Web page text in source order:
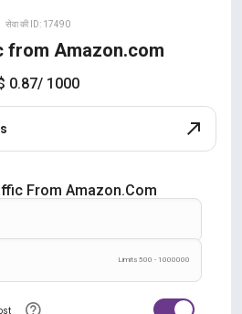
सेवा की ID: 17490
from Amazon.com
0.87/ 1000
From Amazon.com
Limits 500 - 1000000